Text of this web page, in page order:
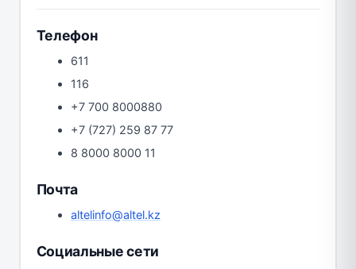
Телефон
611
116
+7 700 8000880
+7 (727) 259 87 77
8 8000 8000 11
Почта
altelinfo@altel.kz
Социальные сети